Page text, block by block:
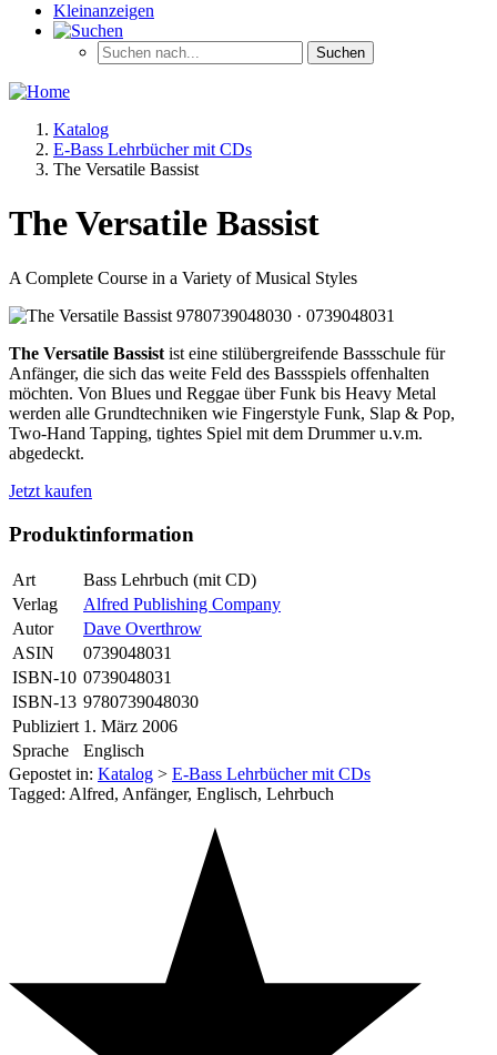
Kleinanzeigen
Katalog
E-Bass Lehrbücher mit CDs
The Versatile Bassist
The Versatile Bassist
A Complete Course in a Variety of Musical Styles
The Versatile Bassist ist eine stilübergreifende Bassschule für
Anfänger, die sich das weite Feld des Bassspiels offenhalten
möchten. Von Blues und Reggae über Funk bis Heavy Metal
werden alle Grundtechniken wie Fingerstyle Funk, Slap & Pop,
Two-Hand Tapping, tightes Spiel mit dem Drummer u.v.m.
abgedeckt.
Jetzt kaufen
Produktinformation
Art
Bass Lehrbuch (mit CD)
Verlag
Alfred Publishing Company
Autor
Dave Overthrow
ASIN
0739048031
ISBN-10 0739048031
ISBN-13 9780739048030
Publiziert 1. März 2006
Sprache
Englisch
Gepostet in: Katalog > E-Bass Lehrbücher mit CDs
Tagged: Alfred, Anfänger, Englisch, Lehrbuch